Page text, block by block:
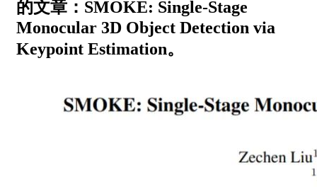
的文章：SMOKE: Single-Stage
Monocular 3D Object Detection via
Keypoint Estimation。